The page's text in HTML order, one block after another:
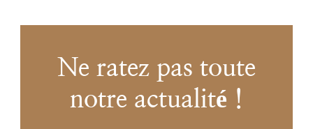
Ne ratez pas toute
notre actualité !